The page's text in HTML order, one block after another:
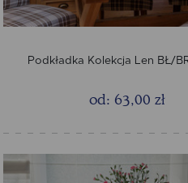
Podkładka Kolekcja Len BŁ/
od: 63,00 zł